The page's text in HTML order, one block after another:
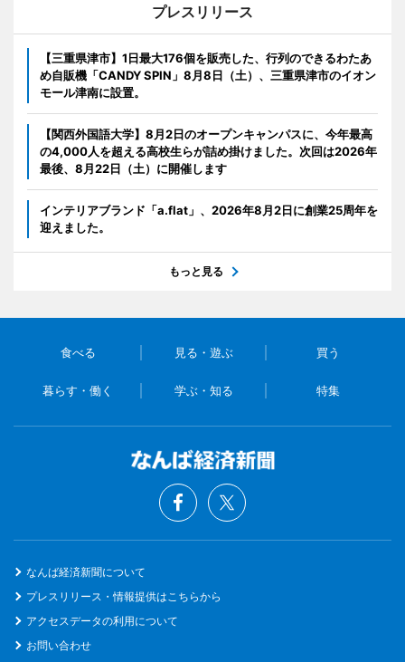
プレスリリース
【三重県津市】1日最大176個を販売した、行列のできるわたあ
め自販機「CANDY SPIN」8月8日（土）、三重県津市のイオン
モール津南に設置。
【関西外国語大学】8月2日のオープンキャンパスに、今年最高
の4,000人を超える高校生らが詰め掛けました。次回は2026年
最後、8月22日（土）に開催します
インテリアブランド「a.flat」、2026年8月2日に創業25周年を
迎えました。
もっと見る
食べる 見る・遊ぶ 買う
暮らす・働く 学ぶ・知る 特集
なんば経済新聞について
プレスリリース・情報提供はこちらから
アクセスデータの利用について
お問い合わせ